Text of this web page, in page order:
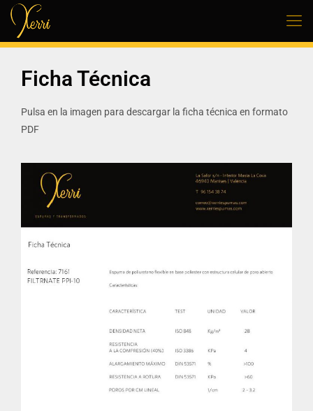
Ficha Técnica
Pulsa en la imagen para descargar la ficha técnica en formato
PDF